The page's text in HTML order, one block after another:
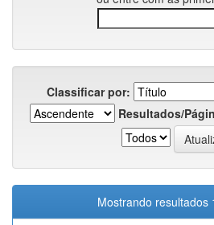
Classificar por:
Resultados/
Mostrando resultados